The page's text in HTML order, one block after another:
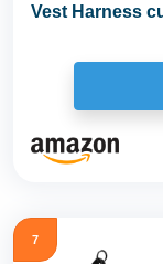
Vest Harness
7